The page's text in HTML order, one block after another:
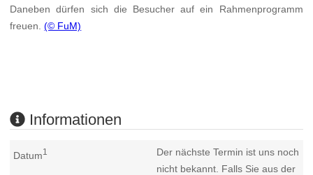
Daneben dürfen sich die Besucher auf ein Rahmenprogramm
freuen.(© FuM)
Informationen
Datum1
Der nächste Termin ist uns noch
nicht bekannt. Falls Sie aus der